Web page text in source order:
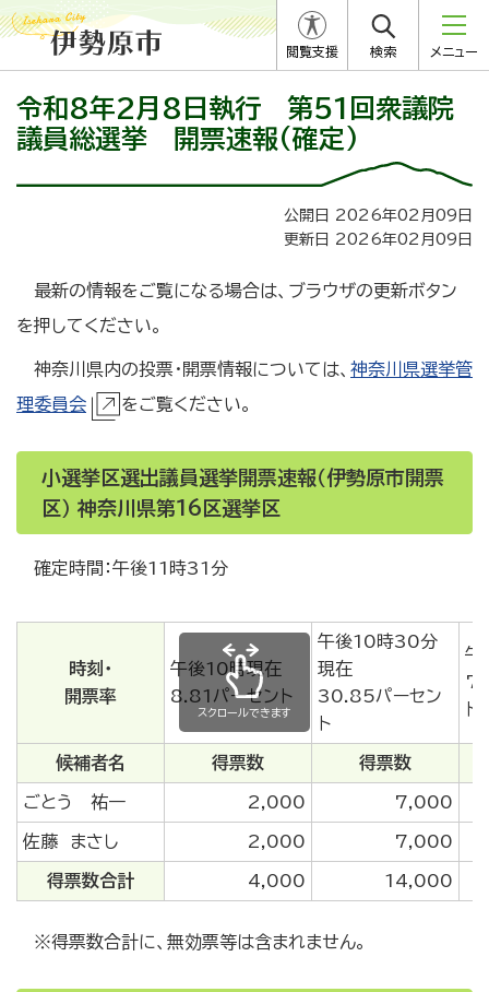
閲覧支援 検索 メニュー
令和8年2月8日執行 第51回衆議院
議員総選挙 開票速報(確定)
公開日 2026年02月09日
更新日 2026年02月09日
最新の情報をご覧になる場合は、ブラウザの更新ボタン
を押してください。
神奈川県内の投票・開票情報については、 神奈川県選挙管
理委員会
をご覧ください。
小選挙区選出議員選挙開票速報（伊勢原市開票
区） 神奈川県第16区選挙区
確定時間：午後11時31分
時刻・
開票率
午後10時現在
8.81パーセント
午後10時30分
現在
30.85パーセン
ト
午
ト
候補者名 得票数 得票数
ごとう 祐一 2,000 7,000
佐藤 まさし 2,000 7,000
得票数合計 4,000 14,000
スクロールできます
※得票数合計に、無効票等は含まれません。